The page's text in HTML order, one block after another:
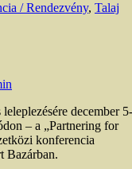
/ Rendezvény, Talaj
december 5-
– a „Partnering for
konferencia
Bazárban.